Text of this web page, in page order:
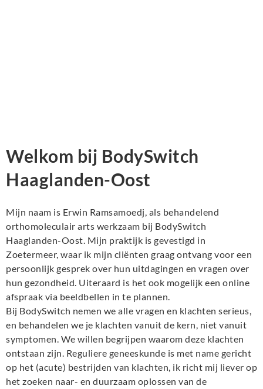
Welkom bij BodySwitch
Haaglanden-Oost
Mijn naam is Erwin Ramsamoedj, als behandelend
orthomoleculair arts werkzaam bij BodySwitch
Haaglanden-Oost. Mijn praktijk is gevestigd in
Zoetermeer, waar ik mijn cliënten graag ontvang voor een
persoonlijk gesprek over hun uitdagingen en vragen over
hun gezondheid. Uiteraard is het ook mogelijk een online
afspraak via beeldbellen in te plannen.
Bij BodySwitch nemen we alle vragen en klachten serieus,
en behandelen we je klachten vanuit de kern, niet vanuit
symptomen. We willen begrijpen waarom deze klachten
ontstaan zijn. Reguliere geneeskunde is met name gericht
op het (acute) bestrijden van klachten, ik richt mij liever op
het zoeken naar- en duurzaam oplossen van de